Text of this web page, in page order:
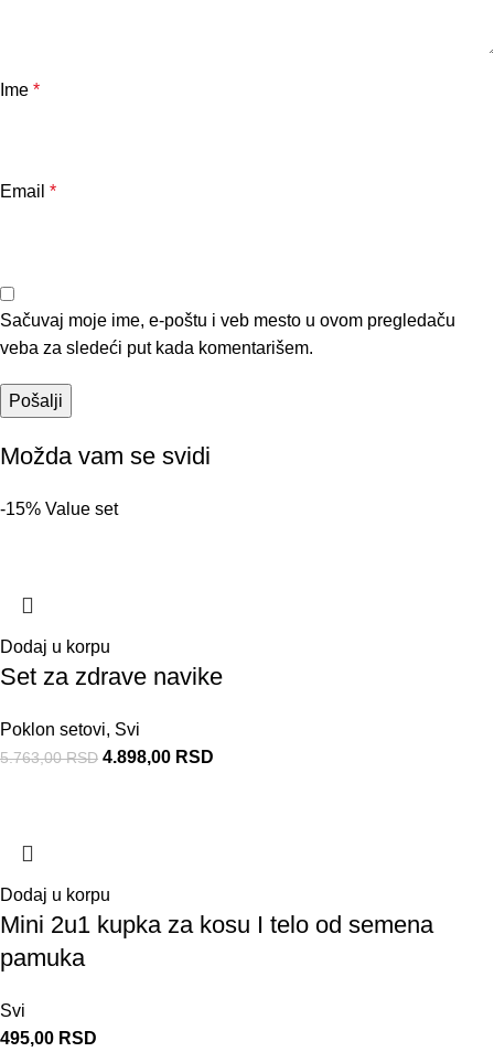
Ime *
Email *
Sačuvaj moje ime, e-poštu i veb mesto u ovom pregledaču
veba za sledeći put kada komentarišem.
Možda vam se svidi
-15% Value set
Dodaj u korpu
Set za zdrave navike
Poklon setovi, Svi
5.763,00RSD 4.898,00 RSD
Dodaj u korpu
Mini 2u1 kupka za kosu I telo od semena
pamuka
Svi
495,00 RSD